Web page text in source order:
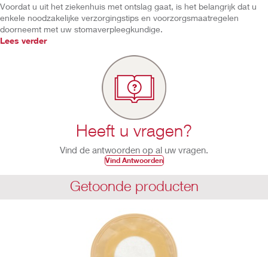
Voordat u uit het ziekenhuis met ontslag gaat, is het belangrijk dat u
enkele noodzakelijke verzorgingstips en voorzorgsmaatregelen
doorneemt met uw stomaverpleegkundige.
Lees verder
Heeft u vragen?
Vind de antwoorden op al uw vragen.
Vind Antwoorden
Getoonde producten